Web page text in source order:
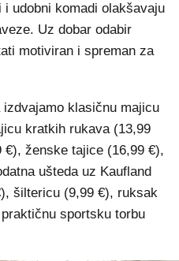
udobni komadi olakšavaju
Uz dobar odabir
motiviran i spreman za
klasičnu majicu
kratkih rukava (13,99
ženske tajice (16,99 €),
ušteda uz Kaufland
šiltericu (9,99 €), ruksak
sportsku torbu